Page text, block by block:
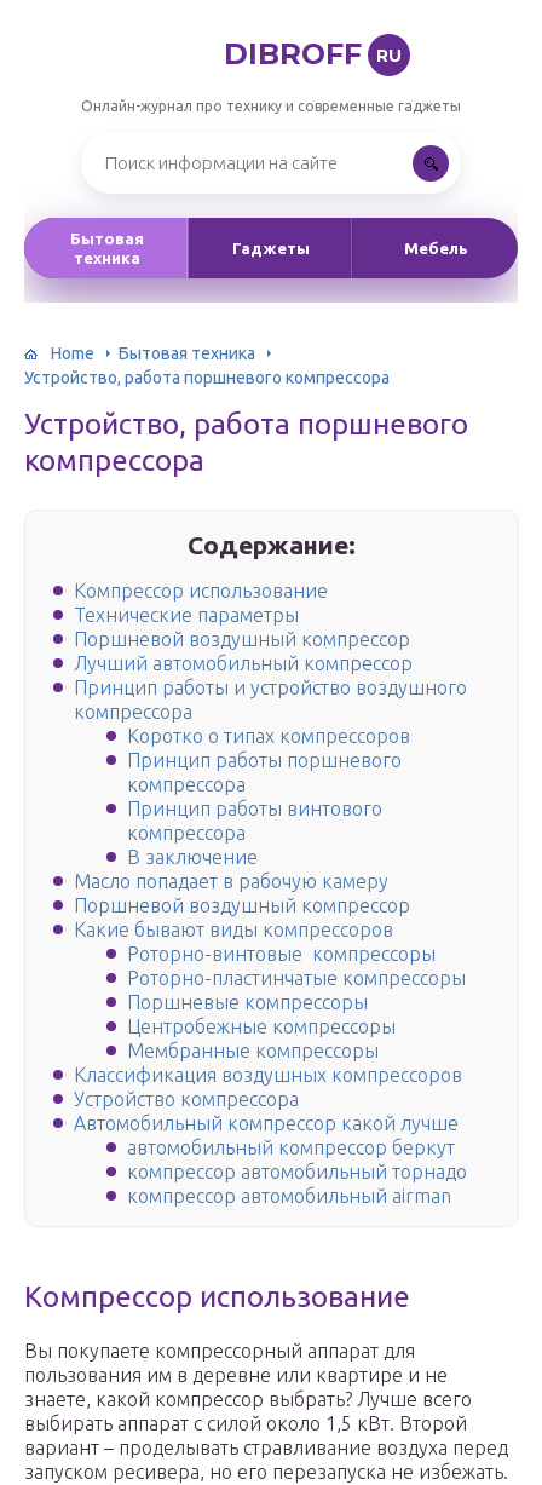
DIBROFF RU
Онлайн-журнал про технику и современные гаджеты
Бытовая
техника
Гаджеты Мебель
Home
Бытовая техника
Устройство, работа поршневого компрессора
Устройство, работа поршневого
компрессора
Содержание:
Компрессор использование
Технические параметры
Поршневой воздушный компрессор
Лучший автомобильный компрессор
Принцип работы и устройство воздушного
компрессора
Коротко о типах компрессоров
Принцип работы поршневого
компрессора
Принцип работы винтового
компрессора
В заключение
Масло попадает в рабочую камеру
Поршневой воздушный компрессор
Какие бывают виды компрессоров
Роторно-винтовые компрессоры
Роторно-пластинчатые компрессоры
Поршневые компрессоры
Центробежные компрессоры
Мембранные компрессоры
Классификация воздушных компрессоров
Устройство компрессора
Автомобильный компрессор какой лучше
автомобильный компрессор беркут
компрессор автомобильный торнадо
компрессор автомобильный airman
Компрессор использование
Вы покупаете компрессорный аппарат для
пользования им в деревне или квартире и не
знаете, какой компрессор выбрать? Лучше всего
выбирать аппарат с силой около 1,5 кВт. Второй
вариант – проделывать стравливание воздуха перед
запуском ресивера, но его перезапуска не избежать.